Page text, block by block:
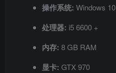
操作系统: Windows 10
处理器: i5 6600 +
内存: 8 GB RAM
显卡: GTX 970